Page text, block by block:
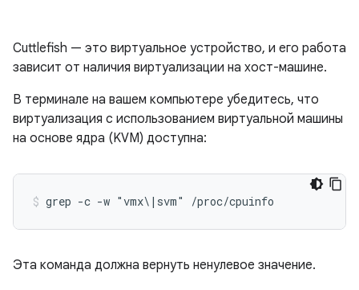
Cuttlefish — это виртуальное устройство, и его работа
зависит от наличия виртуализации на хост-машине.
В терминале на вашем компьютере убедитесь, что
виртуализация с использованием виртуальной машины
на основе ядра (KVM) доступна:
grep -c -w "vmx\|svm" /proc/cpuinfo
Эта команда должна вернуть ненулевое значение.